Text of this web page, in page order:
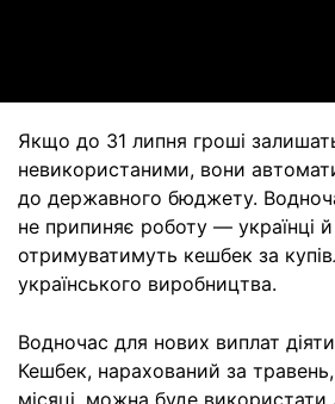
Якщо до 31 липня гроші
невикористаними, вони
до державного бюджету.
не припиняє роботу — українці й
отримуватимуть кешбек за
українського виробництва.
Водночас для нових виплат
Кешбек, нарахований за травень,
місяці, можна буде використати